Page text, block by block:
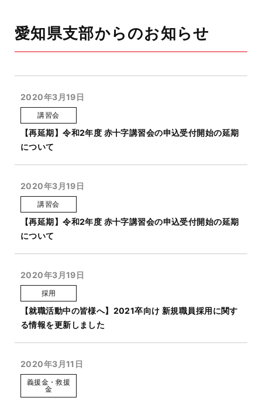
愛知県支部からのお知らせ
2020年3月19日
講習会
【再延期】令和2年度 赤十字講習会の申込受付開始の延期
について
2020年3月19日
講習会
【再延期】令和2年度 赤十字講習会の申込受付開始の延期
について
2020年3月19日
採用
【就職活動中の皆様へ】2021卒向け 新規職員採用に関す
る情報を更新しました
2020年3月11日
義援金・救援
金